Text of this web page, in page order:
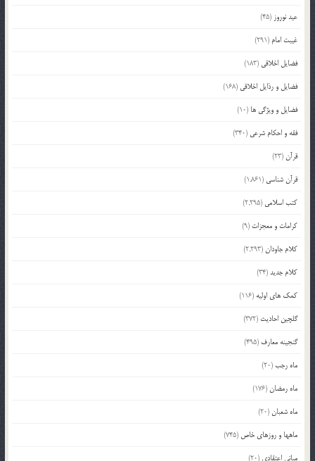
عید نوروز (45)
غیبت امام (291)
فضایل اخلاقی (183)
فضایل و رذایل اخلاقی (168)
فضایل و ویژگی ها (10)
فقه و احکام شرعی (340)
قرآن(23)
قرآن شناسی (1,861)
کتب اسلامی (2,295)
کرامات و معجزات (9)
کلام جاودان(2,293)
کلام جدید(34)
کمک های اولیه (116)
گلچین احادیث (372)
گنجینه معارف (495)
ماه رجب(20)
ماه رمضان(176)
ماه شعبان(20)
ماهها و روزهای خاص (745)
مبانی اعتقادی (20)